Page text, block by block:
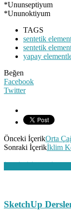
*Ununseptiyum
*Ununoktiyum
TAGS
sentetik
sentetik
yapay
Beğen
Facebook
Twitter
Önceki İçerikOrta
Sonraki İçerikİklim
SketchUp